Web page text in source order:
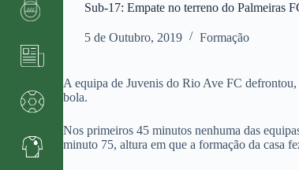
Sub-17: Empate no terreno do Palmeiras
5 de Outubro, 2019 Formação
A equipa de Juvenis do Rio Ave FC
bola.
Nos primeiros 45 minutos nenhuma das
minuto 75, altura em que a formação da casa